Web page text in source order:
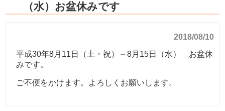
（水）お盆休みです
2018/08/10
平成30年8月11日（土・祝）～8月15日（水） お盆休
みです。
ご不便をかけます。よろしくお願いします。